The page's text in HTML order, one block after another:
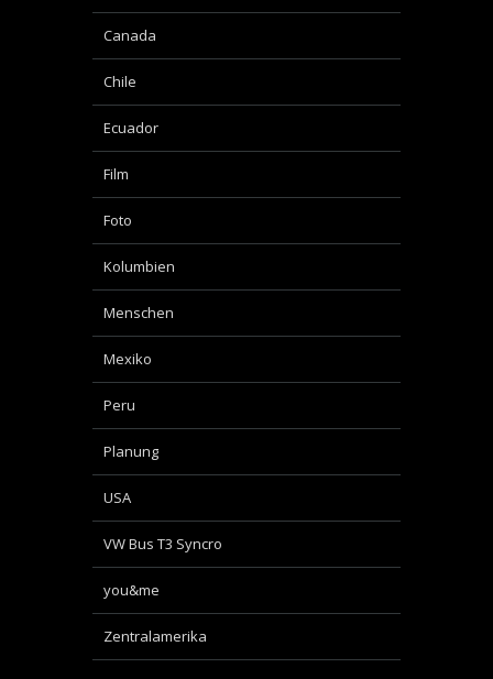
Canada
Chile
Ecuador
Film
Foto
Kolumbien
Menschen
Mexiko
Peru
Planung
USA
VW Bus T3 Syncro
you&me
Zentralamerika